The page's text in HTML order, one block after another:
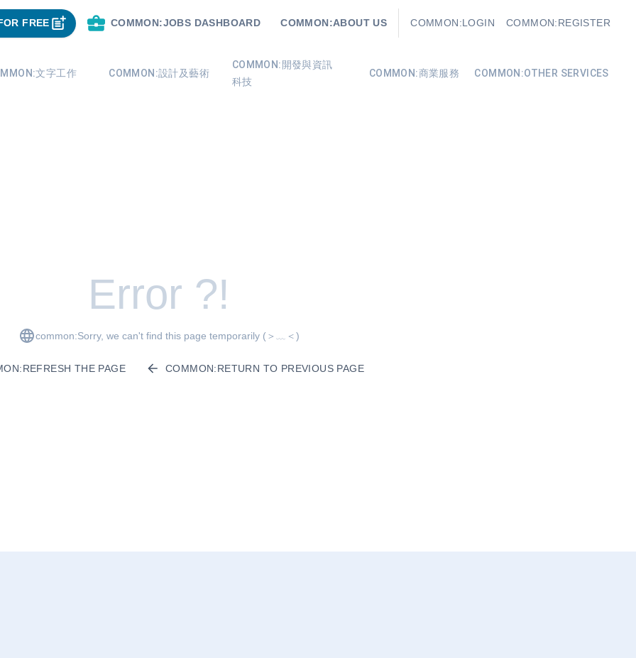
FREE COMMON:JOBS DASHBOARD COMMON:ABOUT US COMMON:LOGIN COMMON:REGISTER
文字工作 COMMON:設計及藝術
COMMON:開發與資訊
科技
COMMON:商業服務 COMMON:OTHER SERVICES
Error ?!
common:Sorry, we can't find this page temporarily (＞﹏＜)
THE PAGE COMMON:RETURN TO PREVIOUS PAGE